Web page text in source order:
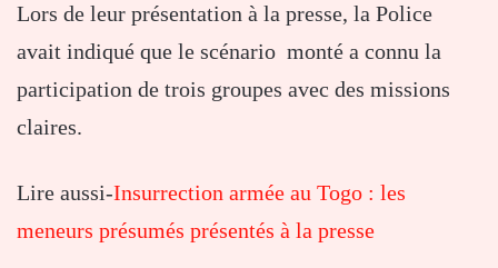
Lors de leur présentation à la presse, la Police
avait indiqué que le scénario monté a connu la
participation de trois groupes avec des missions
claires.
Lire aussi-Insurrection armée au Togo : les
meneurs présumés présentés à la presse